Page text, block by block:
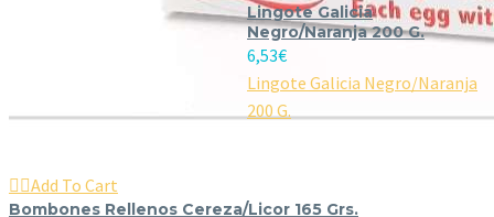
Lingote Galicia
Negro/Naranja 200 G.
6,53€
Lingote Galicia Negro/Naranja
200 G.
Add To Cart
Bombones Rellenos Cereza/Licor 165 Grs.